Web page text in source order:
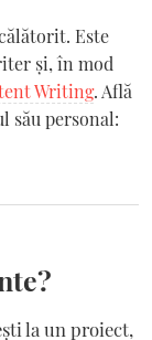
Este
şi, în mod
Writing. Află
său personal:
la un proiect,